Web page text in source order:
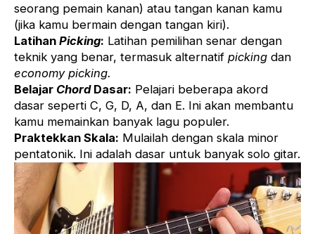
seorang pemain kanan) atau tangan kanan kamu
(jika kamu bermain dengan tangan kiri).
Latihan Picking: Latihan pemilihan senar dengan
teknik yang benar, termasuk alternatif picking dan
economy picking.
Belajar ChordDasar: Pelajari beberapa akord
dasar seperti C, G, D, A, dan E. Ini akan membantu
kamu memainkan banyak lagu populer.
Praktekkan Skala: Mulailah dengan skala minor
pentatonik. Ini adalah dasar untuk banyak solo gitar.